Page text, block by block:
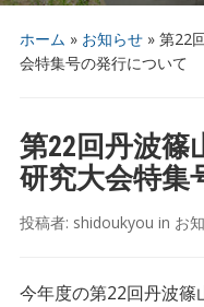
ホーム » お知らせ» 第22
会特集号の発行について
第22回丹波篠
研究大会特集
投稿者: shidoukyou in お
今年度の第22回丹波篠